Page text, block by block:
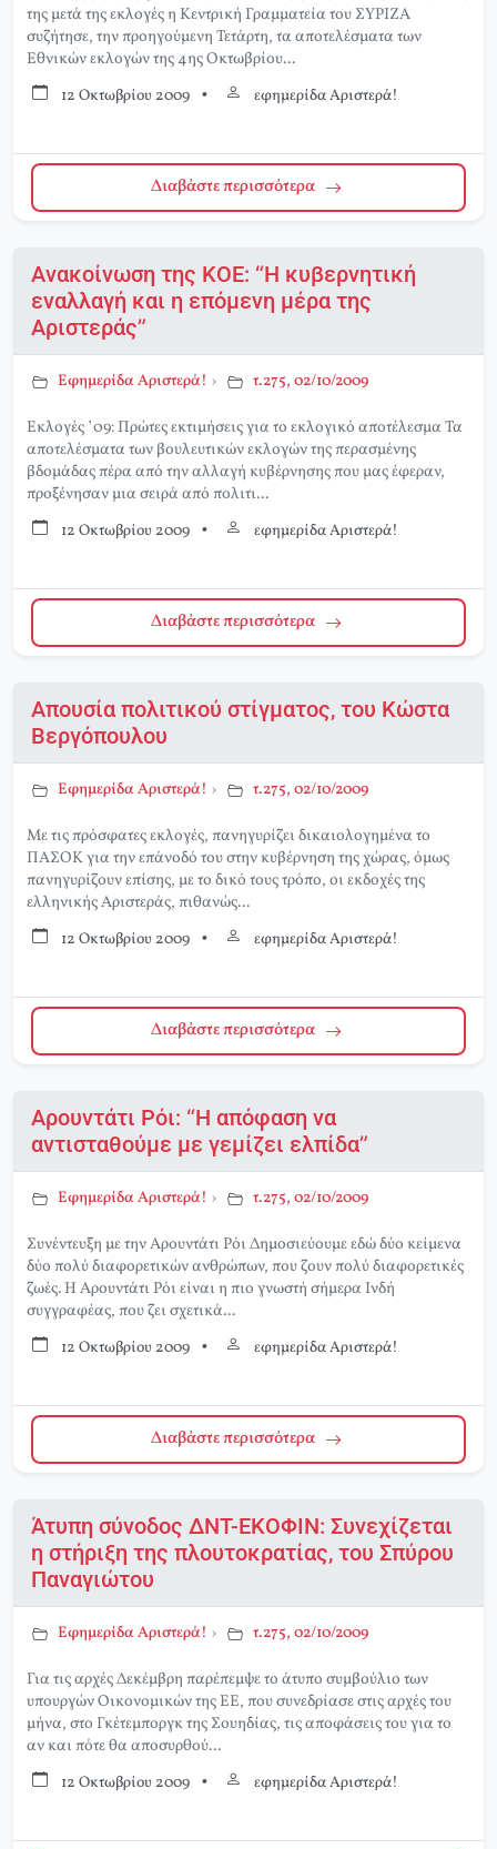
της μετά της εκλογές η Κεντρική Γραμματεία του ΣΥΡΙΖΑ
συζήτησε, την προηγούμενη Τετάρτη, τα αποτελέσματα των
Εθνικών εκλογών της 4ης Οκτωβρίου...
12 Οκτωβρίου 2009 • εφημερίδα Αριστερά!
Διαβάστε περισσότερα
Ανακοίνωση της ΚΟΕ: “Η κυβερνητική
εναλλαγή και η επόμενη μέρα της
Αριστεράς”
Εφημερίδα Αριστερά! › τ.275, 02/10/2009
Εκλογές ’09: Πρώτες εκτιμήσεις για το εκλογικό αποτέλεσμα Τα
αποτελέσματα των βουλευτικών εκλογών της περασμένης
βδομάδας πέρα από την αλλαγή κυβέρνησης που μας έφεραν,
προξένησαν μια σειρά από πολιτι...
12 Οκτωβρίου 2009 • εφημερίδα Αριστερά!
Διαβάστε περισσότερα
Απουσία πολιτικού στίγματος, του Κώστα
Βεργόπουλου
Εφημερίδα Αριστερά! › τ.275, 02/10/2009
Με τις πρόσφατες εκλογές, πανηγυρίζει δικαιολογημένα το
ΠΑΣΟΚ για την επάνοδό του στην κυβέρνηση της χώρας, όμως
πανηγυρίζουν επίσης, με το δικό τους τρόπο, οι εκδοχές της
ελληνικής Αριστεράς, πιθανώς...
12 Οκτωβρίου 2009 • εφημερίδα Αριστερά!
Διαβάστε περισσότερα
Αρουντάτι Ρόι: “Η απόφαση να
αντισταθούμε με γεμίζει ελπίδα”
Εφημερίδα Αριστερά! › τ.275, 02/10/2009
Συνέντευξη με την Αρουντάτι Ρόι Δημοσιεύουμε εδώ δύο κείμενα
δύο πολύ διαφορετικών ανθρώπων, που ζουν πολύ διαφορετικές
ζωές. Η Αρουντάτι Ρόι είναι η πιο γνωστή σήμερα Ινδή
συγγραφέας, που ζει σχετικά...
12 Οκτωβρίου 2009 • εφημερίδα Αριστερά!
Διαβάστε περισσότερα
Άτυπη σύνοδος ΔΝΤ-ΕΚΟΦΙΝ: Συνεχίζεται
η στήριξη της πλουτοκρατίας, του Σπύρου
Παναγιώτου
Εφημερίδα Αριστερά! › τ.275, 02/10/2009
Για τις αρχές Δεκέμβρη παρέπεμψε το άτυπο συμβούλιο των
υπουργών Οικονομικών της ΕΕ, που συνεδρίασε στις αρχές του
μήνα, στο Γκέτεμποργκ της Σουηδίας, τις αποφάσεις του για το
αν και πότε θα αποσυρθού...
12 Οκτωβρίου 2009 • εφημερίδα Αριστερά!